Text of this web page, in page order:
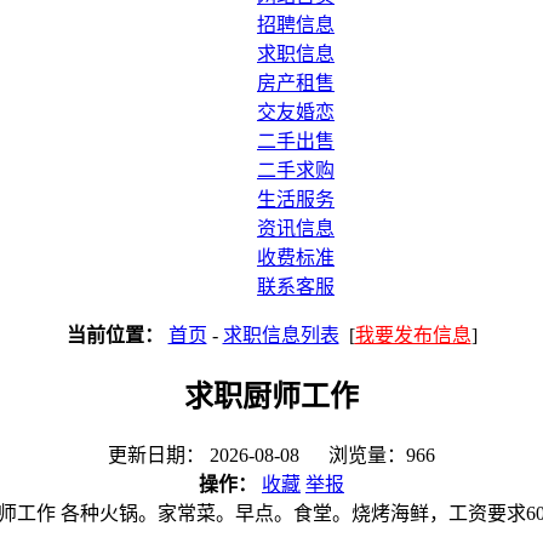
招聘信息
求职信息
房产租售
交友婚恋
二手出售
二手求购
生活服务
资讯信息
收费标准
联系客服
当前位置： 首页 - 求职信息列表 [我要发布信息]
求职厨师工作
更新日期： 2026-08-08 浏览量：966
操作：
收藏 举报
工作 各种火锅。家常菜。早点。食堂。烧烤海鲜，工资要求